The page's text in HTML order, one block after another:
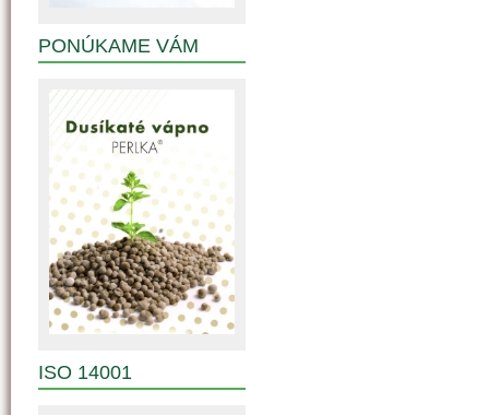
PONÚKAME VÁM
ISO 14001